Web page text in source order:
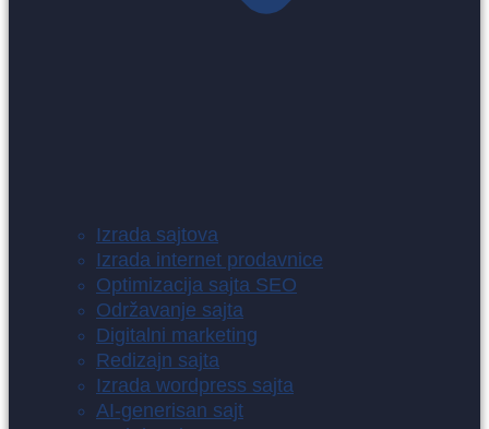
Izrada sajtova
Izrada internet prodavnice
Optimizacija sajta SEO
Održavanje sajta
Digitalni marketing
Redizajn sajta
Izrada wordpress sajta
AI-generisan sajt